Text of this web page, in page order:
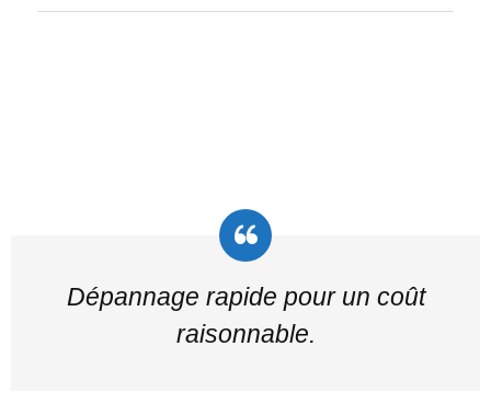
Dépannage rapide pour un coût
raisonnable.